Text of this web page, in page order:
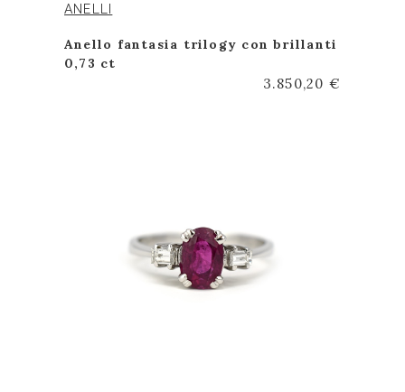
ANELLI
Anello fantasia trilogy con brillanti
0,73 ct
3.850,20 €